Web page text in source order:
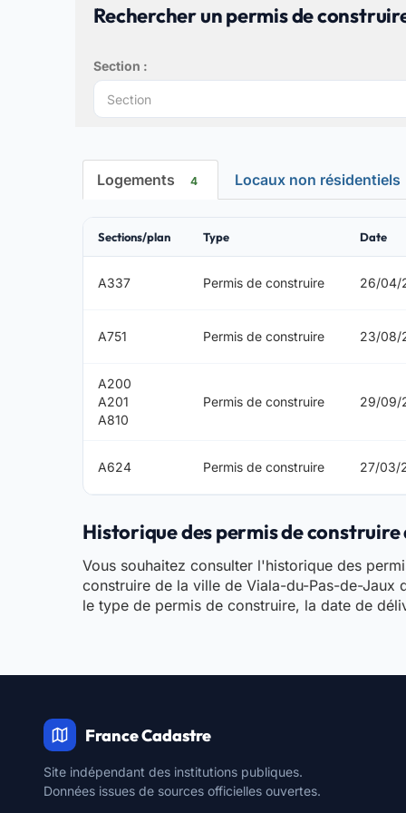
Rechercher un permis de
Section :
Logements 4 Locaux non résidentiels
Sections/plan Type Date
A337 Permis de construire 26/04/
A751 Permis de construire 23/08/
A200
A201
A810
Permis de construire 29/09/
A624 Permis de construire 27/03/
Historique des permis de
Vous souhaitez consulter l'historique des
construire de la ville de Viala-du-Pas-de-Jaux
le type de permis de construire, la date de
France Cadastre
Site indépendant des institutions publiques.
Données issues de sources officielles ouvertes.